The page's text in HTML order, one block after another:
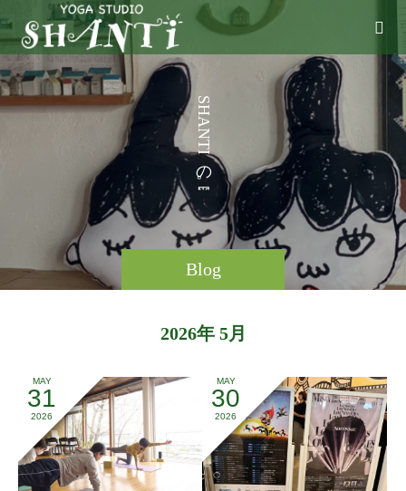
Blog
S
H
A
N
T
I
の
。
う
こ
2026年 5月
MAY
31
2026
MAY
30
2026